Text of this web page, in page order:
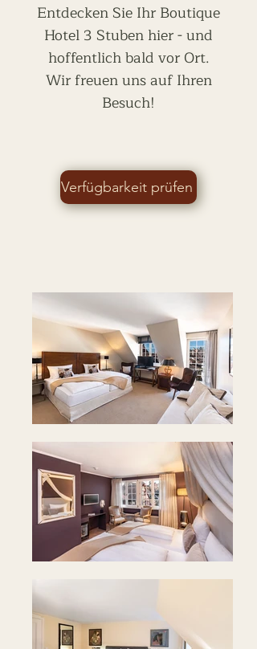
Entdecken Sie Ihr Boutique
Hotel 3 Stuben hier - und
hoffentlich bald vor Ort.
Wir freuen uns auf Ihren
Besuch!
Verfügbarkeit prüfen